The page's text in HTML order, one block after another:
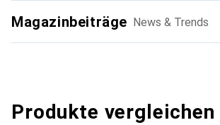
Magazinbeiträge News & Trends
Produkte vergleichen